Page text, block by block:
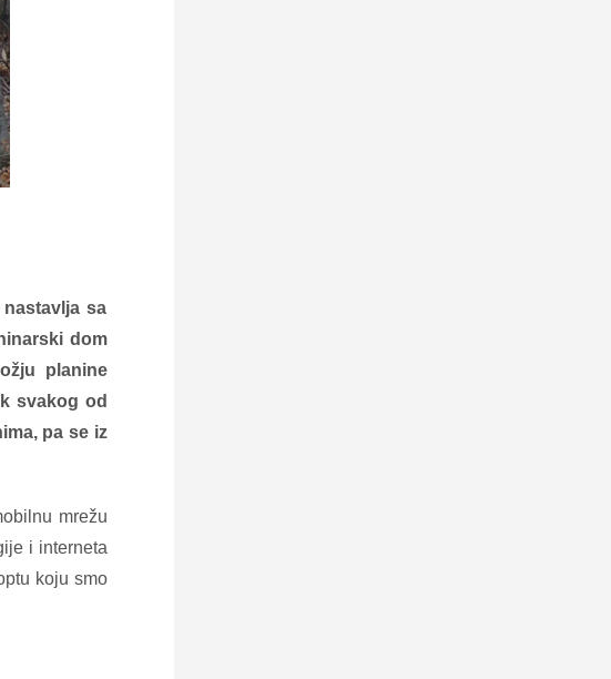
sa
dom
planine
svakog od
pa se iz
mrežu
i interneta
koju smo